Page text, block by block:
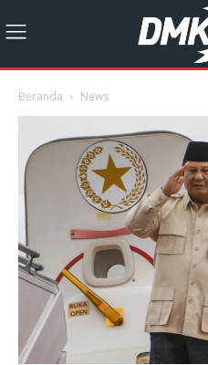
Beranda News